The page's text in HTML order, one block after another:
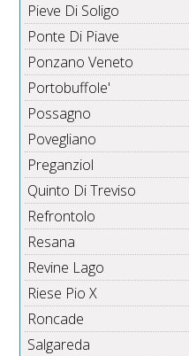
Pieve Di Soligo
Ponte Di Piave
Ponzano Veneto
Portobuffole'
Possagno
Povegliano
Preganziol
Quinto Di Treviso
Refrontolo
Resana
Revine Lago
Riese Pio X
Roncade
Salgareda